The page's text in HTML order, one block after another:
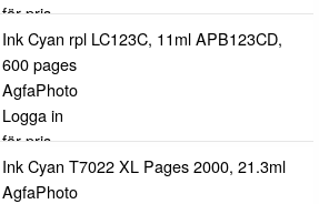
för pris
Ink Cyan rpl LC123C, 11ml APB123CD,
600 pages
AgfaPhoto
Logga in
för pris
Ink Cyan T7022 XL Pages 2000, 21.3ml
AgfaPhoto